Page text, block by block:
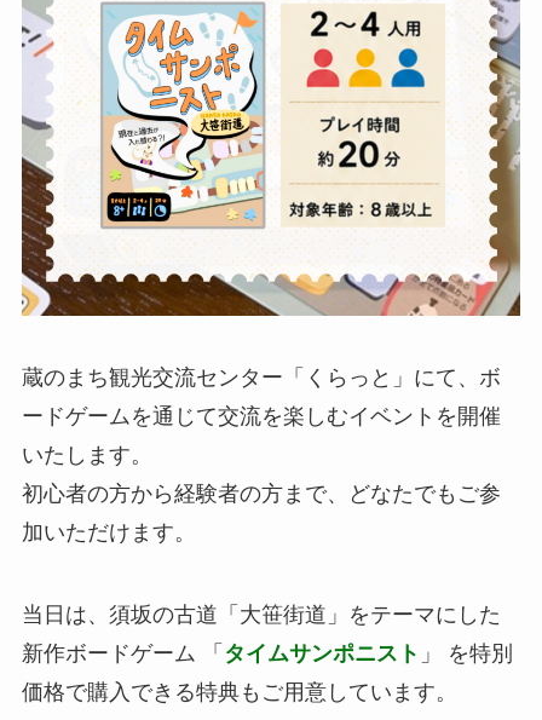
蔵のまち観光交流センター「くらっと」にて、ボ
ードゲームを通じて交流を楽しむイベントを開催
いたします。
初心者の方から経験者の方まで、どなたでもご参
加いただけます。
当日は、須坂の古道「大笹街道」をテーマにした
新作ボードゲーム 「 タイムサンポニスト 」 を特別
価格で購入できる特典もご用意しています。